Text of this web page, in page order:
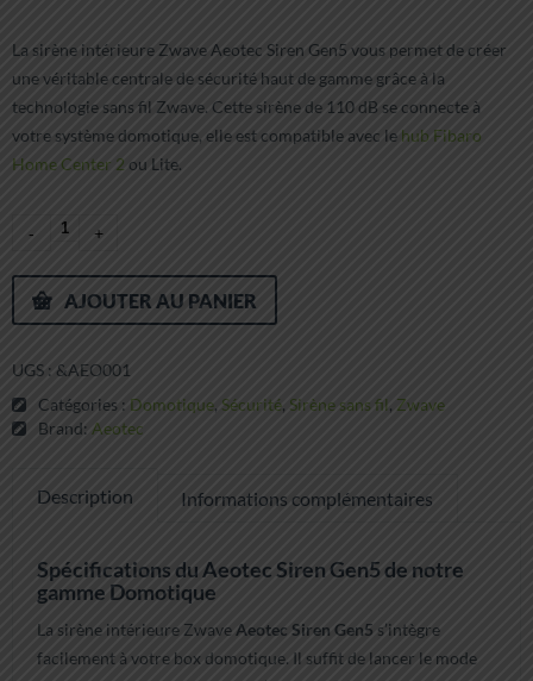
La sirène intérieure Zwave Aeotec Siren Gen5 vous permet de créer
une véritable centrale de sécurité haut de gamme grâce à la
technologie sans fil Zwave. Cette sirène de 110 dB se connecte à
votre système domotique, elle est compatible avec le hub Fibaro
Home Center 2 ou Lite.
AJOUTER AU PANIER
UGS : &AEO001
Catégories : Domotique, Sécurité, Sirène sans fil, Zwave
Brand: Aeotec
Description Informations complémentaires
Spécifications du Aeotec Siren Gen5 de notre
gamme Domotique
La sirène intérieure ZwaveAeotec Siren Gen5 s’intègre
facilement à votre box domotique. Il suffit de lancer le mode